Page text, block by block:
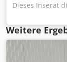
Dieses Inserat
rechtlichen
RS ist die
Bau-, Elektro-,
Weitere